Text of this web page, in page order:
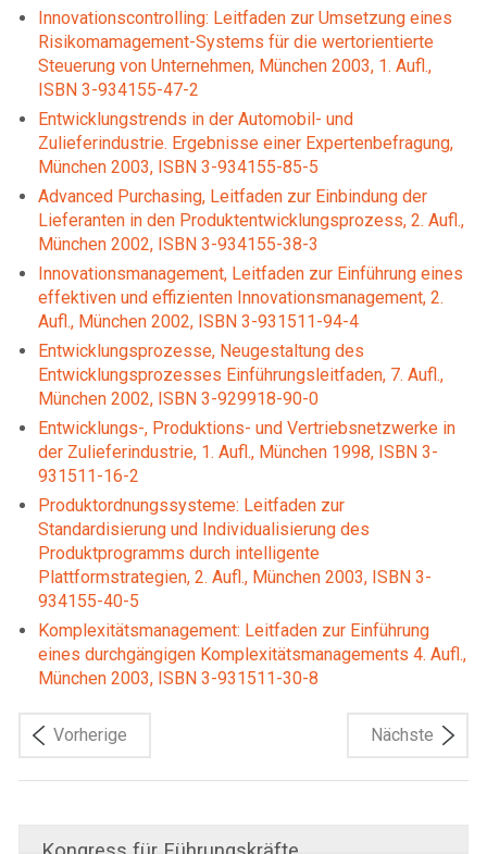
Innovationscontrolling: Leitfaden zur Umsetzung eines
Risikomamagement-Systems für die wertorientierte
Steuerung von Unternehmen, München 2003, 1. Aufl.,
ISBN 3-934155-47-2
Entwicklungstrends in der Automobil- und
Zulieferindustrie. Ergebnisse einer Expertenbefragung,
München 2003, ISBN 3-934155-85-5
Advanced Purchasing, Leitfaden zur Einbindung der
Lieferanten in den Produktentwicklungsprozess, 2. Aufl.,
München 2002, ISBN 3-934155-38-3
Innovationsmanagement, Leitfaden zur Einführung eines
effektiven und effizienten Innovationsmanagement, 2.
Aufl., München 2002, ISBN 3-931511-94-4
Entwicklungsprozesse, Neugestaltung des
Entwicklungsprozesses Einführungsleitfaden, 7. Aufl.,
München 2002, ISBN 3-929918-90-0
Entwicklungs-, Produktions- und Vertriebsnetzwerke in
der Zulieferindustrie, 1. Aufl., München 1998, ISBN 3-
931511-16-2
Produktordnungssysteme: Leitfaden zur
Standardisierung und Individualisierung des
Produktprogramms durch intelligente
Plattformstrategien, 2. Aufl., München 2003, ISBN 3-
934155-40-5
Komplexitätsmanagement: Leitfaden zur Einführung
eines durchgängigen Komplexitätsmanagements 4. Aufl.,
München 2003, ISBN 3-931511-30-8
Vorherige Nächste